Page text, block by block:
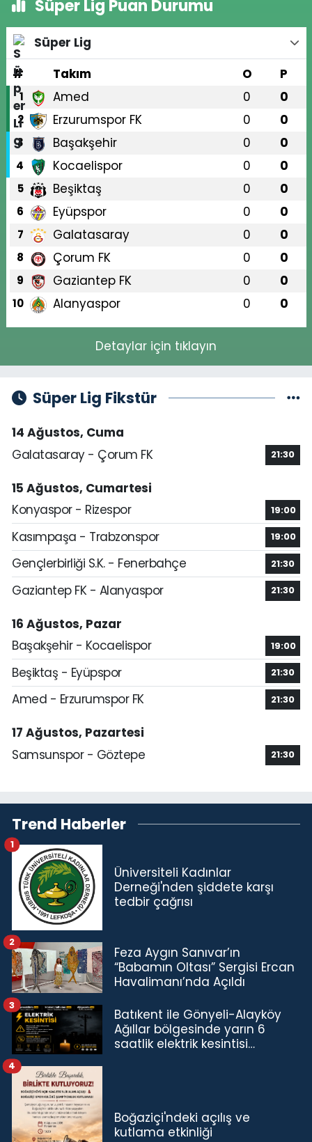
Süper Lig Puan Durumu
Süper Lig
#
Takım O P
1 Amed 0 0
2 Erzurumspor FK 0 0
3 Başakşehir 0 0
4 Kocaelispor 0 0
5 Beşiktaş 0 0
6 Eyüpspor 0 0
7 Galatasaray 0 0
8 Çorum FK 0 0
9 Gaziantep FK 0 0
10 Alanyaspor 0 0
Detaylar için tıklayın
Süper Lig Fikstür
14 Ağustos, Cuma
Galatasaray - Çorum FK
21:30
15 Ağustos, Cumartesi
Konyaspor - Rizespor
19:00
Kasımpaşa - Trabzonspor 19:00
Gençlerbirliği S.K. - Fenerbahçe 21:30
Gaziantep FK - Alanyaspor 21:30
16 Ağustos, Pazar
Başakşehir - Kocaelispor
19:00
Beşiktaş - Eyüpspor 21:30
Amed - Erzurumspor FK 21:30
17 Ağustos, Pazartesi
Samsunspor - Göztepe
21:30
Trend Haberler
Üniversiteli Kadınlar
Derneği'nden şiddete karşı
tedbir çağrısı
1
Feza Aygın Sanıvar’ın
“Babamın Oltası” Sergisi Ercan
Havalimanı’nda Açıldı
2
Batıkent ile Gönyeli-Alayköy
Ağıllar bölgesinde yarın 6
saatlik elektrik kesintisi…
3
Boğaziçi'ndeki açılış ve
kutlama etkinliği
4